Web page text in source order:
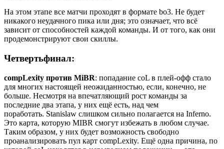
На этом этапе все матчи проходят в формате bo3. Не будет
никакого неудачного пика или дня; это означает, что всё
зависит от способностей каждой команды. И от того, как они
продемонстрируют свои скиллы.
Четвертьфинал:
compLexity против MiBR: попадание coL в плей-офф стало
для многих настоящей неожиданностью, если, конечно, не
больше. Несмотря на впечатляющий рост команды за
последние два этапа, у них ещё есть, над чем
поработать. Stanislaw слишком сильно полагается на Inferno.
Это карта, которую MIBR смогут избежать в любом случае.
Таким образом, у них будет возможность свободно
проанализировать пул карт compLexity. Ещё одна причина, по